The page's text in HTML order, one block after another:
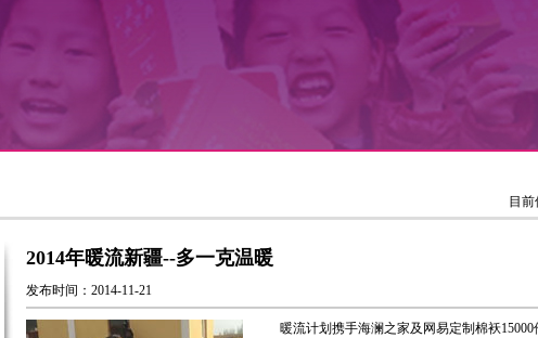
目前
2014年暖流新疆--多一克温暖
发布时间：2014-11-21
暖流计划携手海澜之家及网易定制棉袄15000